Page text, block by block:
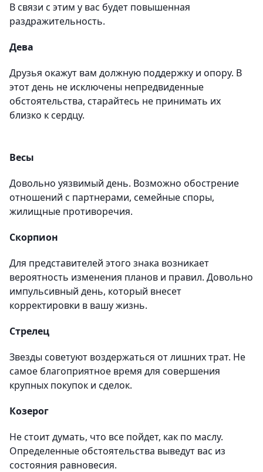
В связи с этим у вас будет повышенная
раздражительность.
Дева
Друзья окажут вам должную поддержку и опору. В
этот день не исключены непредвиденные
обстоятельства, старайтесь не принимать их
близко к сердцу.
Весы
Довольно уязвимый день. Возможно обострение
отношений с партнерами, семейные споры,
жилищные противоречия.
Скорпион
Для представителей этого знака возникает
вероятность изменения планов и правил. Довольно
импульсивный день, который внесет
корректировки в вашу жизнь.
Стрелец
Звезды советуют воздержаться от лишних трат. Не
самое благоприятное время для совершения
крупных покупок и сделок.
Козерог
Не стоит думать, что все пойдет, как по маслу.
Определенные обстоятельства выведут вас из
состояния равновесия.